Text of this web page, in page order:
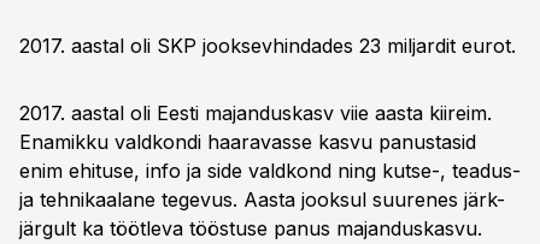
2017. aastal oli SKP jooksevhindades 23 miljardit eurot.
2017. aastal oli Eesti majanduskasv viie aasta kiireim.
Enamikku valdkondi haaravasse kasvu panustasid
enim ehituse, info ja side valdkond ning kutse-, teadus-
ja tehnikaalane tegevus. Aasta jooksul suurenes järk-
järgult ka töötleva tööstuse panus majanduskasvu.